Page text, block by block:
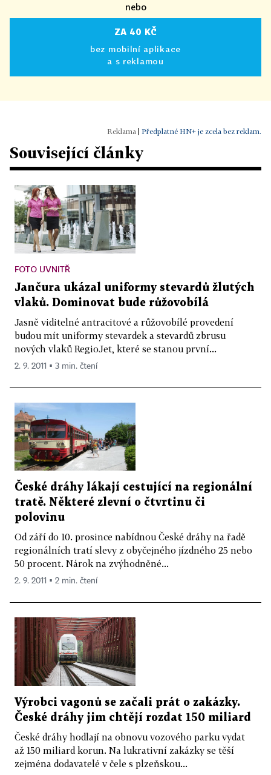
nebo
ZA 40 KČ
bez mobilní aplikace
a s reklamou
Předplatné HN+ je zcela bez reklam.
Související články
FOTO UVNITŘ
Jančura ukázal uniformy stevardů žlutých
vlaků. Dominovat bude růžovobílá
Jasně viditelné antracitové a růžovobílé provedení
budou mít uniformy stevardek a stevardů zbrusu
nových vlaků RegioJet, které se stanou první...
2. 9. 2011 ▪ 3 min. čtení
České dráhy lákají cestující na regionální
tratě. Některé zlevní o čtvrtinu či
polovinu
Od září do 10. prosince nabídnou České dráhy na řadě
regionálních tratí slevy z obyčejného jízdného 25 nebo
50 procent. Nárok na zvýhodněné...
2. 9. 2011 ▪ 2 min. čtení
Výrobci vagonů se začali prát o zakázky.
České dráhy jim chtějí rozdat 150 miliard
České dráhy hodlají na obnovu vozového parku vydat
až 150 miliard korun. Na lukrativní zakázky se těší
zejména dodavatelé v čele s plzeňskou...